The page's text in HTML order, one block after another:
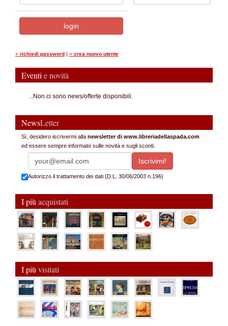
» richiedi password | » crea nuovo utente
Eventi e novità
...Non ci sono news/offerte disponibili.
NewsLetter
Sì, desidero iscrivermi alla newsletter di www.libreriadellaspada.com
ed essere sempre informato sulle novità e sugli sconti.
Autorizzo il trattamento dei dati (D.L. 30/06/2003 n.196)
I più acquistati
I più visitati